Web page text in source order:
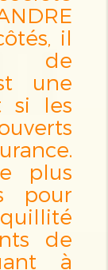
il
de
une
si les
plus
pour
de
à